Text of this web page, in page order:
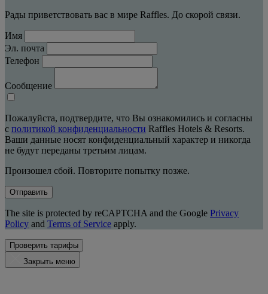
Рады приветствовать вас в мире Raffles. До скорой связи.
Имя
Эл. почта
Телефон
Сообщение
Пожалуйста, подтвердите, что Вы ознакомились и согласны
с политикой конфиденциальности Raffles Hotels & Resorts.
Ваши данные носят конфиденциальный характер и никогда
не будут переданы третьим лицам.
Произошел сбой. Повторите попытку позже.
Отправить
The site is protected by reCAPTCHA and the Google Privacy
Policy and Terms of Service apply.
Проверить тарифы
Закрыть меню